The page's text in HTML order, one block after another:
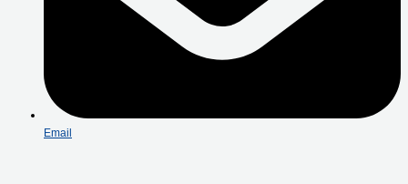
Email